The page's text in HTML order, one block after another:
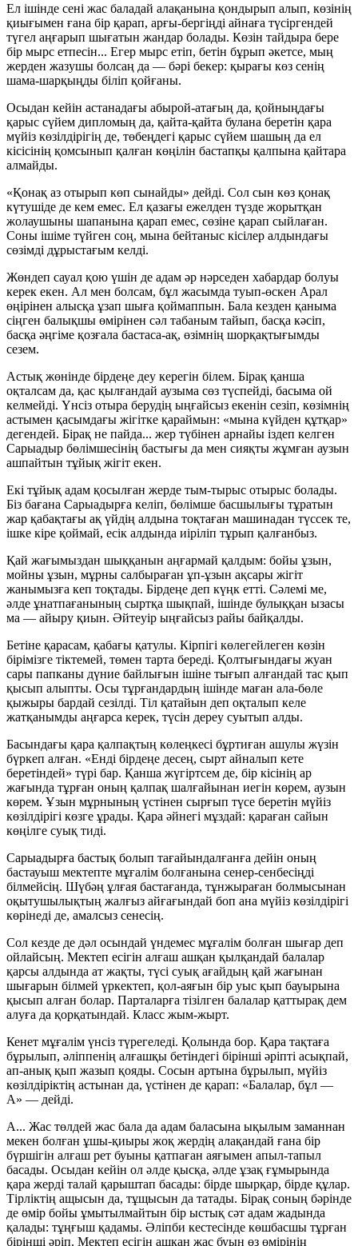
Ел ішінде сені жас баладай алақанына қондырып алып, көзінің
қиығымен ғана бір қарап, арғы-бергіңді айнаға түсіргендей
түгел аңғарып шығатын жандар болады. Көзін тайдыра бере
бір мырс етпесін... Егер мырс етіп, бетін бұрып әкетсе, мың
жерден жазушы болсаң да — бәрі бекер: қырағы көз сенің
шама-шарқыңды біліп қойғаны.
Осыдан кейін астанадағы абырой-атағың да, қойныңдағы
қарыс сүйем дипломың да, қайта-қайта булана беретін қара
мүйіз көзілдірігің де, төбеңдегі қарыс сүйем шашың да ел
кісісінің қомсынып қалған көңілін бастапқы қалпына қайтара
алмайды.
«Қонақ аз отырып көп сынайды» дейді. Сол сын көз қонақ
күтушіде де кем емес. Ел қазағы ежелден түзде жорытқан
жолаушыны шапанына қарап емес, сөзіне қарап сыйлаған.
Соны ішіме түйген соң, мына бейтаныс кісілер алдындағы
сөзімді дұрыстағым келді.
Жөндеп сауал қою үшін де адам әр нәрседен хабардар болуы
керек екен. Ал мен болсам, бұл жасымда туып-өскен Арал
өңірінен алысқа ұзап шыға қоймаппын. Бала кезден қаныма
сіңген балықшы өмірінен сәл табаным тайып, басқа кәсіп,
басқа әңгіме қозғала бастаса-ақ, өзімнің шорқақтығымды
сезем.
Астық жөнінде бірдеңе деу керегін білем. Бірақ қанша
оқталсам да, қас қылғандай аузыма сөз түспейді, басыма ой
келмейді. Үнсіз отыра берудің ыңғайсыз екенін сезіп, көзімнің
астымен қасымдағы жігітке қараймын: «мына күйден құтқар»
дегендей. Бірақ не пайда... жер түбінен арнайы іздеп келген
Сарыадыр бөлімшесінің бастығы да мен сияқты жұмған аузын
ашпайтын тұйық жігіт екен.
Екі тұйық адам қосылған жерде тым-тырыс отырыс болады.
Біз бағана Сарыадырға келіп, бөлімше басшылығы тұратын
жар қабақтағы ақ үйдің алдына тоқтаған машинадан түссек те,
ішке кіре қоймай, есік алдында иіріліп тұрып қалғанбыз.
Қай жағымыздан шыққанын аңғармай қалдым: бойы ұзын,
мойны ұзын, мұрны салбыраған ұп-ұзын ақсары жігіт
жанымызға кеп тоқтады. Бірдеңе деп күңк етті. Сәлемі ме,
әлде ұнатпағанының сыртқа шықпай, ішінде булыққан ызасы
ма — айыру қиын. Әйтеуір ыңғайсыз райы байқалды.
Бетіне қарасам, қабағы қатулы. Кірпігі көлегейлеген көзін
бірімізге тіктемей, төмен тарта береді. Қолтығындағы жуан
сары папканы дүние байлығын ішіне тығып алғандай тас қып
қысып алыпты. Осы тұрғандардың ішінде маған ала-бөле
қыжыры бардай сезілді. Тіл қатайын деп оқталып келе
жатқанымды аңғарса керек, түсін дереу суытып алды.
Басындағы қара қалпақтың көлеңкесі бұртиған ашулы жүзін
бүркеп алған. «Енді бірдеңе десең, сырт айналып кете
беретіндей» түрі бар. Қанша жүгіртсем де, бір кісінің ар
жағында тұрған оның қалпақ шалғайынан иегін көрем, аузын
көрем. Ұзын мұрнының үстінен сырғып түсе беретін мүйіз
көзілдірігі көзге ұрады. Қара әйнегі мұздай: қараған сайын
көңілге суық тиді.
Сарыадырға бастық болып тағайындалғанға дейін оның
бастауыш мектепте мұғалім болғанына сенер-сенбесіңді
білмейсің. Шүбәң ұлғая бастағанда, тұнжыраған болмысынан
оқытушылықтың жалғыз айғағындай боп ана мүйіз көзілдірігі
көрінеді де, амалсыз сенесің.
Сол кезде де дәл осындай үндемес мұғалім болған шығар деп
ойлайсың. Мектеп есігін алғаш ашқан қылқандай балалар
қарсы алдында ат жақты, түсі суық ағайдың қай жағынан
шығарын білмей үркектеп, қол-аяғын бір уыс қып бауырына
қысып алған болар. Парталарға тізілген балалар қаттырақ дем
алуға да қорқатындай. Класс жым-жырт.
Кенет мұғалім үнсіз түрегеледі. Қолында бор. Қара тақтаға
бұрылып, әліппенің алғашқы бетіндегі бірінші әріпті асықпай,
ап-анық қып жазып қояды. Сосын артына бұрылып, мүйіз
көзілдіріктің астынан да, үстінен де қарап: «Балалар, бұл —
А» — дейді.
А... Жас төлдей жас бала да адам баласына ықылым заманнан
мекен болған ұшы-қиыры жоқ жердің алақандай ғана бір
бүршігін алғаш рет буыны қатпаған аяғымен апыл-тапыл
басады. Осыдан кейін ол әлде қысқа, әлде ұзақ ғұмырында
қара жерді талай қарыштап басады: бірде шырқар, бірде құлар.
Тірліктің ащысын да, тұщысын да татады. Бірақ соның бәрінде
де өмір бойы ұмытылмайтын бір ыстық сәт адам жадында
қалады: тұңғыш қадамы. Әліпби кестесінде көшбасшы тұрған
бірінші әріп. Мектеп есігін ашқан жас буын өз өмірінің